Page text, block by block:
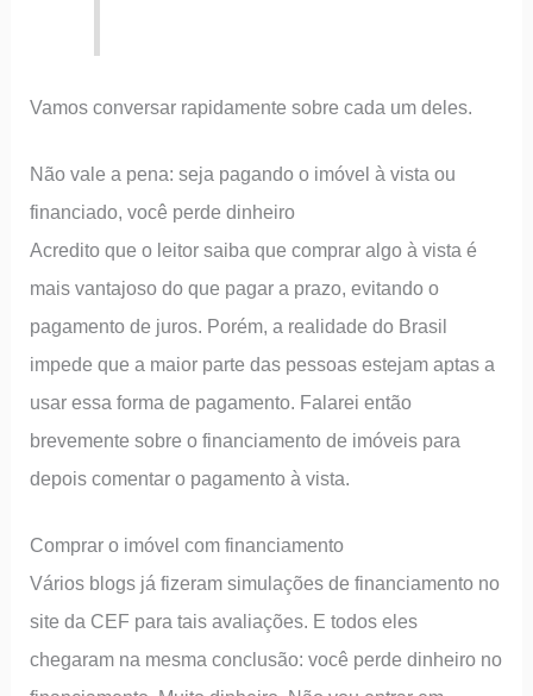
Vamos conversar rapidamente sobre cada um deles.
Não vale a pena: seja pagando o imóvel à vista ou
financiado, você perde dinheiro
Acredito que o leitor saiba que comprar algo à vista é
mais vantajoso do que pagar a prazo, evitando o
pagamento de juros. Porém, a realidade do Brasil
impede que a maior parte das pessoas estejam aptas a
usar essa forma de pagamento. Falarei então
brevemente sobre o financiamento de imóveis para
depois comentar o pagamento à vista.
Comprar o imóvel com financiamento
Vários blogs já fizeram simulações de financiamento no
site da CEF para tais avaliações. E todos eles
chegaram na mesma conclusão: você perde dinheiro no